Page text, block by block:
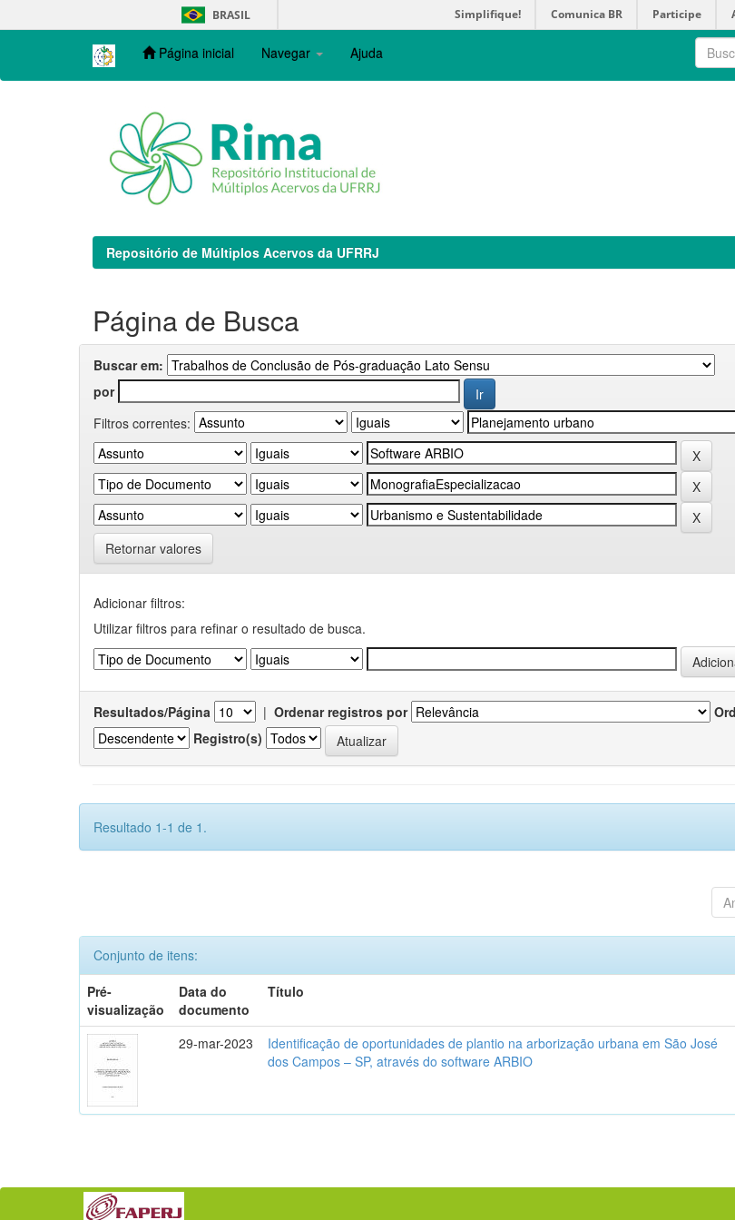
navigation
BRASIL Simplifique! Comunica BR Participe
Página inicial Navegar Ajuda
Repositório de Múltiplos Acervos da UFRRJ
Página de Busca
Buscar em:
por
Filtros correntes:
Retornar valores
Adicionar filtros:
Utilizar filtros para refinar o resultado de busca.
Resultados/Página | Ordenar registros por
Registro(s)
Resultado 1-1 de 1.
Conjunto de itens:
Pré-
visualização
Data do
documento
Título
29-mar-2023
Identificação de oportunidades de plantio na arborização urbana em São José
dos Campos – SP, através do software ARBIO